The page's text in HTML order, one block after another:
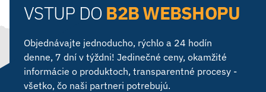
Sárszentmihály
Subotica
Kál
VSTUP DO B2B WEBSHOPU
Objednávajte jednoducho, rýchlo a 24 hodín
denne, 7 dní v týždni! Jedinečné ceny, okamžité
informácie o produktoch, transparentné procesy -
všetko, čo naši partneri potrebujú.